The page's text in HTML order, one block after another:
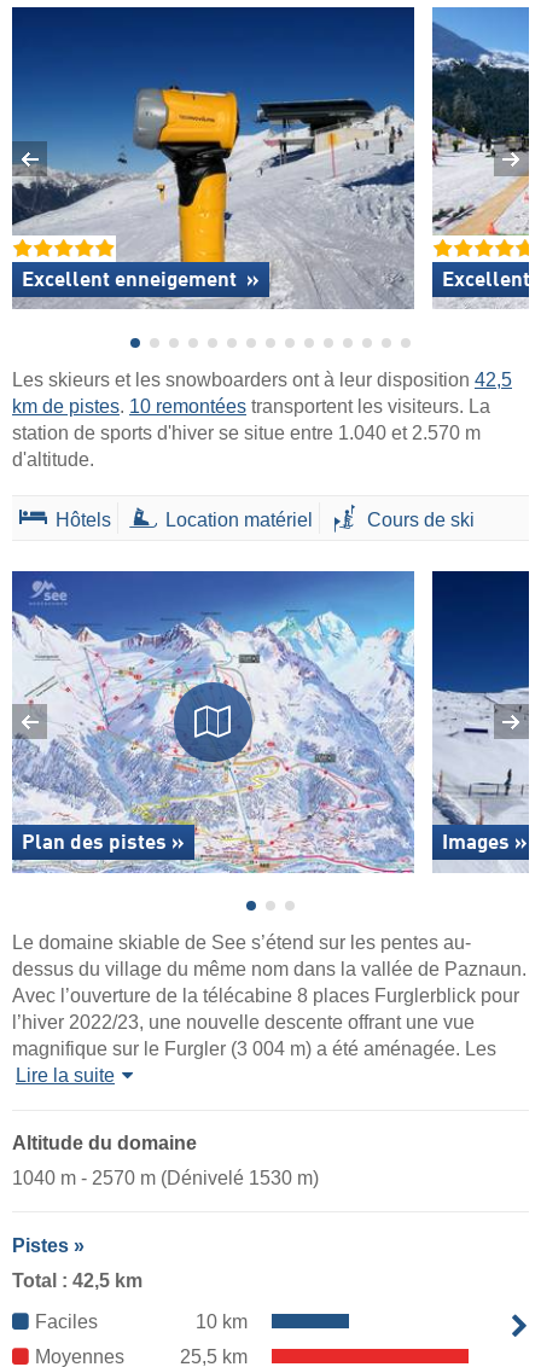
Excellent enneigement » Excellente
Les skieurs et les snowboarders ont à leur disposition 42,5
km de pistes. 10 remontées transportent les visiteurs. La
station de sports d'hiver se situe entre 1.040 et 2.570 m
d'altitude.
Hôtels Location matériel Cours de ski
Plan des pistes » Images »
Le domaine skiable de See s’étend sur les pentes au-
dessus du village du même nom dans la vallée de Paznaun.
Avec l’ouverture de la télécabine 8 places Furglerblick pour
l’hiver 2022/23, une nouvelle descente offrant une vue
magnifique sur le Furgler (3 004 m) a été aménagée. Les
Lire la suite
Altitude du domaine
1040 m - 2570 m (Dénivelé 1530 m)
Pistes »
Total : 42,5 km
Faciles
10 km
Moyennes
25,5 km